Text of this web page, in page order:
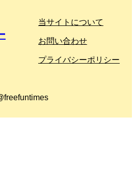
当サイトについて
お問い合わせ
プライバシーポリシー